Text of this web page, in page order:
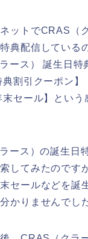
ットでCRAS（
典配信している
ース） 誕生日特
典割引クーポン
セール】という
ース）の誕生日
してみたのです
セールなどを誕
かりませんでし